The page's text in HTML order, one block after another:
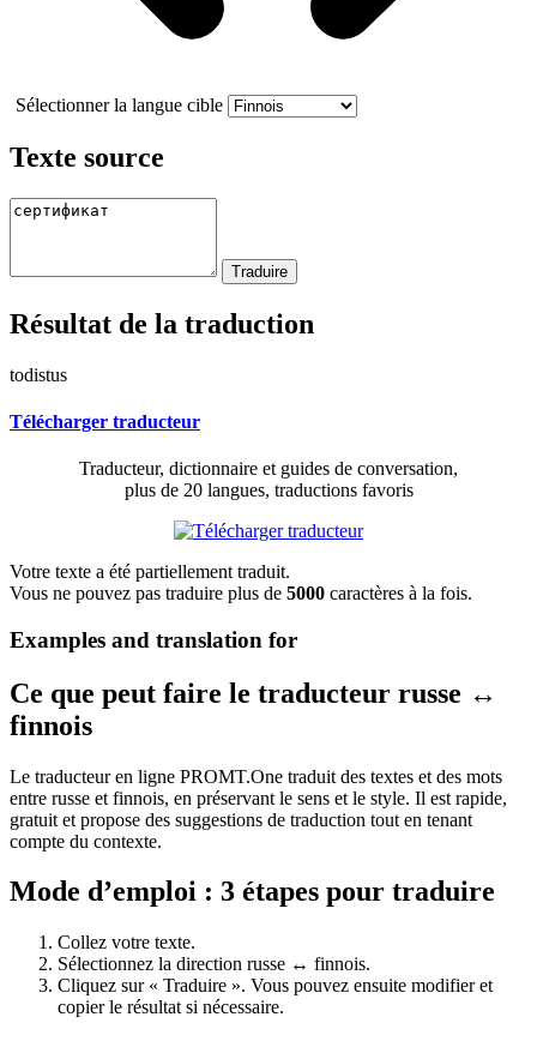
Sélectionner la langue cible
Texte source
Résultat de la traduction
todistus
Télécharger traducteur
Traducteur, dictionnaire et guides de conversation,
plus de 20 langues, traductions favoris
Votre texte a été partiellement traduit.
Vous ne pouvez pas traduire plus de 5000 caractères à la fois.
Examples and translation for
Ce que peut faire le traducteur russe ↔
finnois
Le traducteur en ligne PROMT.One traduit des textes et des mots
entre russe et finnois, en préservant le sens et le style. Il est rapide,
gratuit et propose des suggestions de traduction tout en tenant
compte du contexte.
Mode d’emploi : 3 étapes pour traduire
Collez votre texte.
Sélectionnez la direction russe ↔ finnois.
Cliquez sur « Traduire ». Vous pouvez ensuite modifier et
copier le résultat si nécessaire.